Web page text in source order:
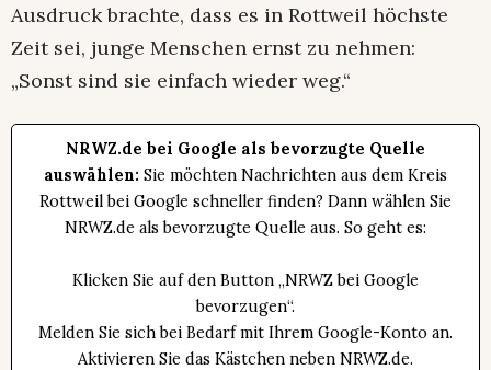
Ausdruck brachte, dass es in Rottweil höchste
Zeit sei, junge Menschen ernst zu nehmen:
„Sonst sind sie einfach wieder weg.“
NRWZ.de bei Google als bevorzugte Quelle
auswählen: Sie möchten Nachrichten aus dem Kreis
Rottweil bei Google schneller finden? Dann wählen Sie
NRWZ.de als bevorzugte Quelle aus. So geht es:
Klicken Sie auf den Button „NRWZ bei Google
bevorzugen“.
Melden Sie sich bei Bedarf mit Ihrem Google-Konto an.
Aktivieren Sie das Kästchen neben NRWZ.de.